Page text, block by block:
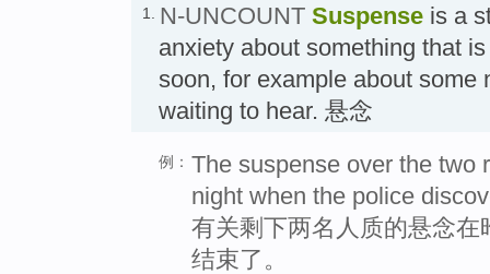
1. N-UNCOUNT Suspense is a
anxiety about something that
soon, for example about some
waiting to hear. 悬念
例： The suspense over the two
night when the police
有关剩下两名人质的悬念
结束了。